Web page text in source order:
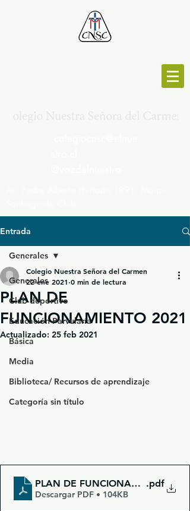
Entrada
Generales
Club deportivo
Educación Parvularía
Básica
Media
Biblioteca/ Recursos de aprendizaje
Categoría sin título
Generales
PLAN DE
FUNCIONAMIENTO 2021
Colegio Nuestra Señora del Carmen
22 ene 2021 0 min de lectura
Actualizado: 25 feb 2021
PLAN DE FUNCIONAMIENTO 2021
.pdf
Descargar PDF • 104KB